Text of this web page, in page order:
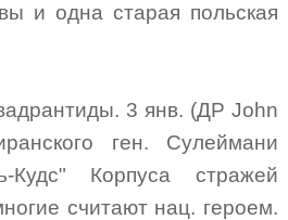
и одна старая польская
3 янв. (ДР John
ген. Сулеймани
Кудс" Корпуса стражей
считают нац. героем.